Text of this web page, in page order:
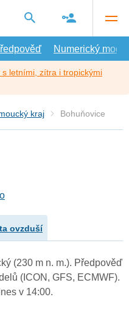
Numerický model
letními, zítra i tropickými
kraj Bohuňovice
ovzduší
(230 m n. m.). Předpověď
(ICON, GFS, ECMWF).
v 14:00.